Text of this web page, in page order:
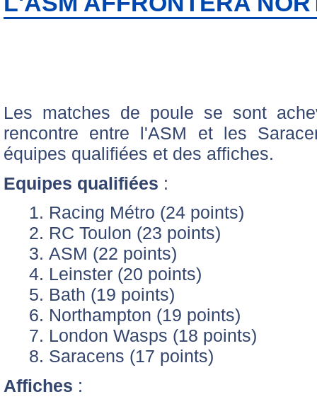
Les matches de poule se sont
rencontre entre l'ASM et les
équipes qualifiées et des affiches.
Equipes qualifiées :
Racing Métro (24 points)
RC Toulon (23 points)
ASM (22 points)
Leinster (20 points)
Bath (19 points)
Northampton (19 points)
London Wasps (18 points)
Saracens (17 points)
Affiches :